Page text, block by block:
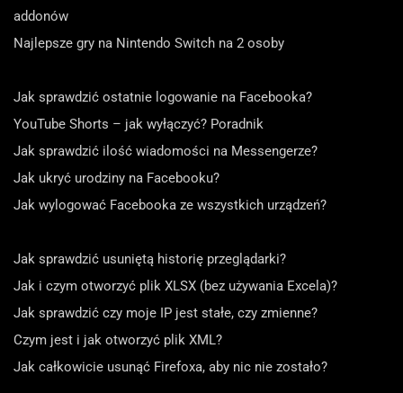
addonów
Najlepsze gry na Nintendo Switch na 2 osoby
Jak sprawdzić ostatnie logowanie na Facebooka?
YouTube Shorts – jak wyłączyć? Poradnik
Jak sprawdzić ilość wiadomości na Messengerze?
Jak ukryć urodziny na Facebooku?
Jak wylogować Facebooka ze wszystkich urządzeń?
Jak sprawdzić usuniętą historię przeglądarki?
Jak i czym otworzyć plik XLSX (bez używania Excela)?
Jak sprawdzić czy moje IP jest stałe, czy zmienne?
Czym jest i jak otworzyć plik XML?
Jak całkowicie usunąć Firefoxa, aby nic nie zostało?